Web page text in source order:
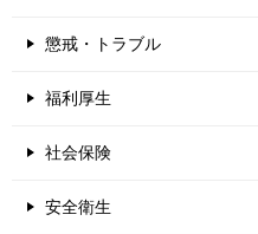
懲戒・トラブル
福利厚生
社会保険
安全衛生